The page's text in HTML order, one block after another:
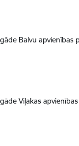
Balvu
Viļakas